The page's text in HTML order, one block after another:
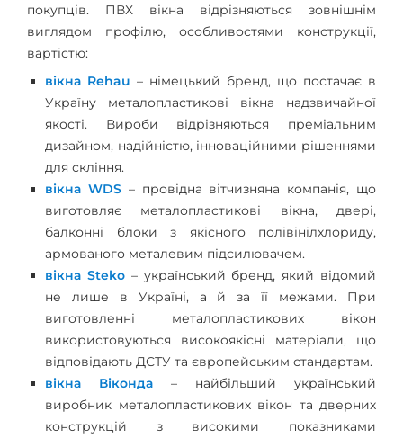
покупців. ПВХ вікна відрізняються зовнішнім
виглядом профілю, особливостями конструкції,
вартістю:
вікна Rehau – німецький бренд, що постачає в
Україну металопластикові вікна надзвичайної
якості. Вироби відрізняються преміальним
дизайном, надійністю, інноваційними рішеннями
для скління.
вікна WDS– провідна вітчизняна компанія, що
виготовляє металопластикові вікна, двері,
балконні блоки з якісного полівінілхлориду,
армованого металевим підсилювачем.
вікна Steko– український бренд, який відомий
не лише в Україні, а й за її межами. При
виготовленні металопластикових вікон
використовуються високоякісні матеріали, що
відповідають ДСТУ та європейським стандартам.
вікна Віконда – найбільший український
виробник металопластикових вікон та дверних
конструкцій з високими показниками